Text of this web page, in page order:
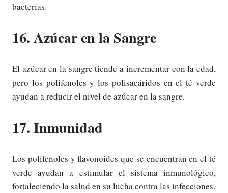
bacterias.
16. Azúcar en la Sangre
El azúcar en la sangre tiende a incrementar con la edad,
pero los polifenoles y los polisacáridos en el té verde
ayudan a reducir el nivel de azúcar en la sangre.
17. Inmunidad
Los polifenoles y flavonoides que se encuentran en el té
verde ayudan a estimular el sistema inmunológico,
fortaleciendo la salud en su lucha contra las infecciones.